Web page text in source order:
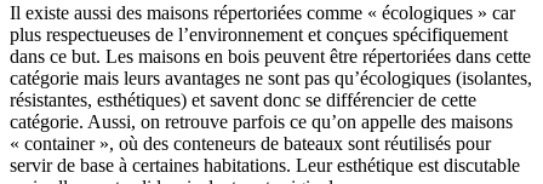
Il existe aussi des maisons répertoriées comme « écologiques » car
plus respectueuses de l’environnement et conçues spécifiquement
dans ce but. Les maisons en bois peuvent être répertoriées dans cette
catégorie mais leurs avantages ne sont pas qu’écologiques (isolantes,
résistantes, esthétiques) et savent donc se différencier de cette
catégorie. Aussi, on retrouve parfois ce qu’on appelle des maisons
« container », où des conteneurs de bateaux sont réutilisés pour
servir de base à certaines habitations. Leur esthétique est discutable